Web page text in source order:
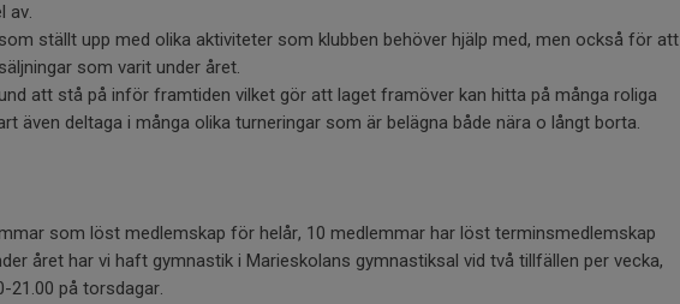
av.
ställt upp med olika aktiviteter som klubben behöver hjälp med, men också för att
som varit under året.
att stå på inför framtiden vilket gör att laget framöver kan hitta på många roliga
även deltaga i många olika turneringar som är belägna både nära o långt borta.
som löst medlemskap för helår, 10 medlemmar har löst terminsmedlemskap
året har vi haft gymnastik i Marieskolans gymnastiksal vid två tillfällen per vecka,
21.00 på torsdagar.